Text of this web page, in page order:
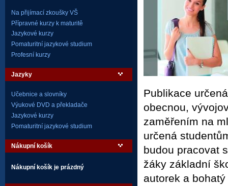
Na přijímací zkoušky VŠ
Přípravné kurzy k maturitě
Jazykové kurzy
Pomaturitní jazykové studium
Profesní kurzy
Jazyky
Učebnice a slovníky
Výukové DVD a překladače
Jazykové kurzy
Pomaturitní jazykové studium
Nákupní košík
Nákupní košík je prázdný
Publikace
obecnou,
zaměřením na
určená
budou pracovat
žáky základní
autorek a